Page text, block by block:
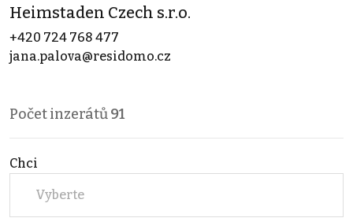
Heimstaden Czech s.r.o.
+420 724 768 477
jana.palova@residomo.cz
Počet inzerátů91
Chci
Vyberte